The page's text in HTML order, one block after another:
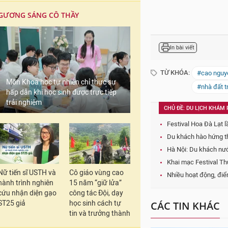
SÁNG CÔ THẦY
Môn Khoa học tự nhiên chỉ thực sự
hấp dẫn khi học sinh được trực tiếp
trải nghiệm
tiến sĩ USTH và
trình nghiên
nhận diện gạo
giả
Cô giáo vùng cao
15 năm “giữ lửa”
công tác Đội, dạy
học sinh cách tự
tin và trưởng thành
In bài viết
TỪ KHÓA:
#cao
#nhà đất
CHỦ ĐỀ: DU LỊCH KHÁM
Festival Hoa Đà Lạt
Du khách hào hứng
Hà Nội: Du khách
Khai mạc Festival
Nhiều hoạt động,
CÁC TIN KHÁC